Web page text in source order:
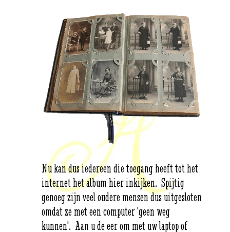
Nu kan dus iedereen die toegang heeft tot het
internet het album hier inkijken. Spijtig
genoeg zijn veel oudere mensen dus uitgesloten
omdat ze met een computer 'geen weg
kunnen'. Aan u de eer om met uw laptop of